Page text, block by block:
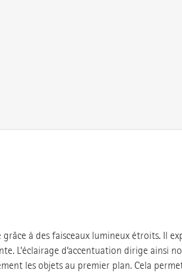
à des faisceaux lumineux étroits. Il
L’éclairage d’accentuation dirige ainsi
les objets au premier plan. Cela